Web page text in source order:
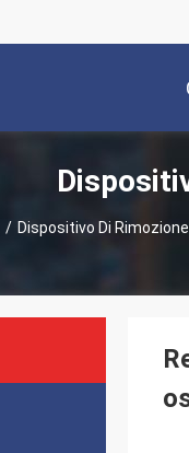
/ Dispositivo Di